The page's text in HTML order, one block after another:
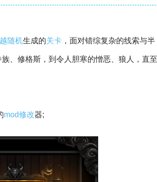
随机生成的关卡 ，面对错综复杂的线索与半
、修格斯，到令人胆寒的憎恶、狼人，直至
mod修改器;